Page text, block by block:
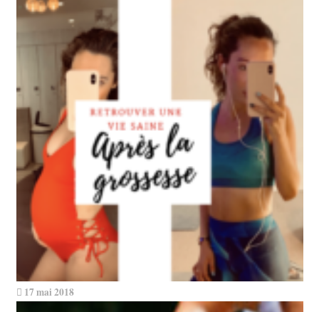
17 mai 2018